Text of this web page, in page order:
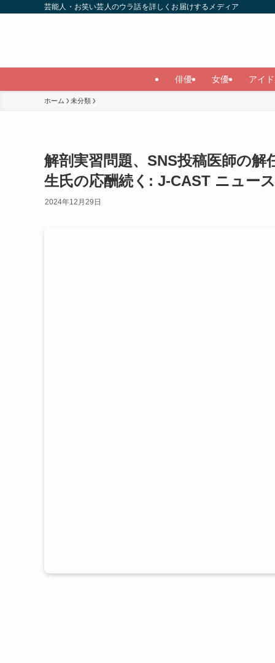
芸能人・お笑い芸人のウラ話を詳しくお届けするメディア
俳優 女優 アイ
ホーム 未分類
解剖実習問題、SNS投稿医師の
生氏の応酬続く: J-CAST ニュー
2024年12月29日